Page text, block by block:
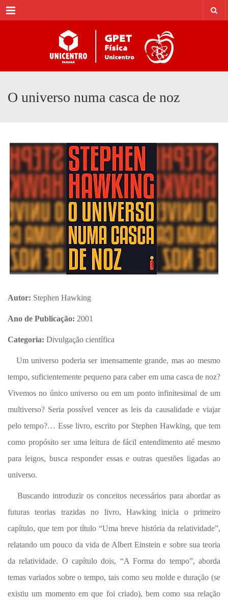
Menu
O universo numa casca de noz
Autor: Stephen Hawking
Ano de Publicação: 2001
Categoria: Divulgação científica
Um universo poderia ser imensamente grande, mas ao mesmo
tempo, suficientemente pequeno para caber em uma casca de noz?
Vivemos no único universo ou em um ponto infinitesimal de um
multiverso? Seria possível vencer as leis da causalidade e viajar
pelo tempo?… Esse livro, escrito por Stephen Hawking, que tem
como propósito ser uma leitura de fácil entendimento até mesmo
para leigos, busca responder essas e outras questões ligadas ao
universo.
Buscando introduzir os conceitos necessários para abordar as
futuras teorias trazidas no livro, Hawking inicia o primeiro
capítulo, que tem por título “Uma breve história da relatividade”,
relatando um pouco da vida de Albert Einstein e sobre sua teoria
da relatividade. O capítulo dois, “A Forma do tempo”, aborda
temas variados sobre o tempo, tais como seu molde e duração (se
existiu um momento em que foi criado), bem como sua relação